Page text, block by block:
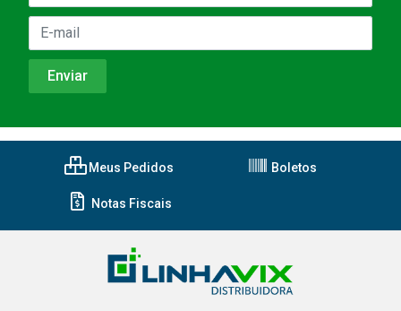
Meus Pedidos Boletos
Notas Fiscais